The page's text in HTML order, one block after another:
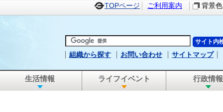
TOPページ ご利用案内 背景色
組織から探す お問い合わせ サイトマップ
生活情報 ライフイベント 行政情報